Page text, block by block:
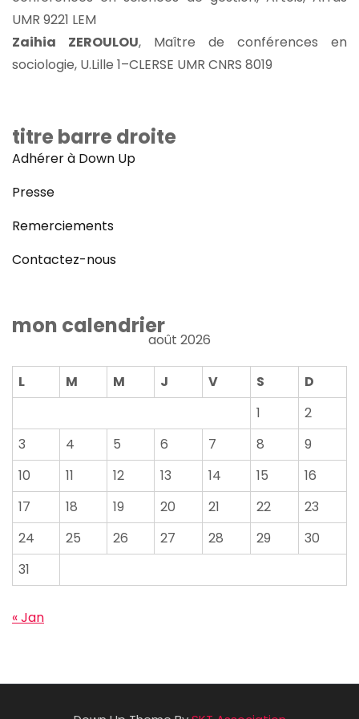
UMR 9221 LEM
Zaihia ZEROULOU, Maître de conférences en
sociologie, U.Lille 1–CLERSE UMR CNRS 8019
titre barre droite
Adhérer à Down Up
Presse
Remerciements
Contactez-nous
mon calendrier
août 2026
L M M J V S
D
1
2
3
4 5 6 7 8
9
10
11 12 13 14 15
16
17
18 19 20 21 22
23
24
25 26 27 28 29
30
31
« Jan